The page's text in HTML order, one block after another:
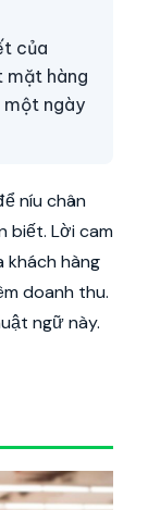
của
mặt hàng
một ngày
níu chân
biết. Lời cam
khách hàng
doanh thu.
ngữ này.